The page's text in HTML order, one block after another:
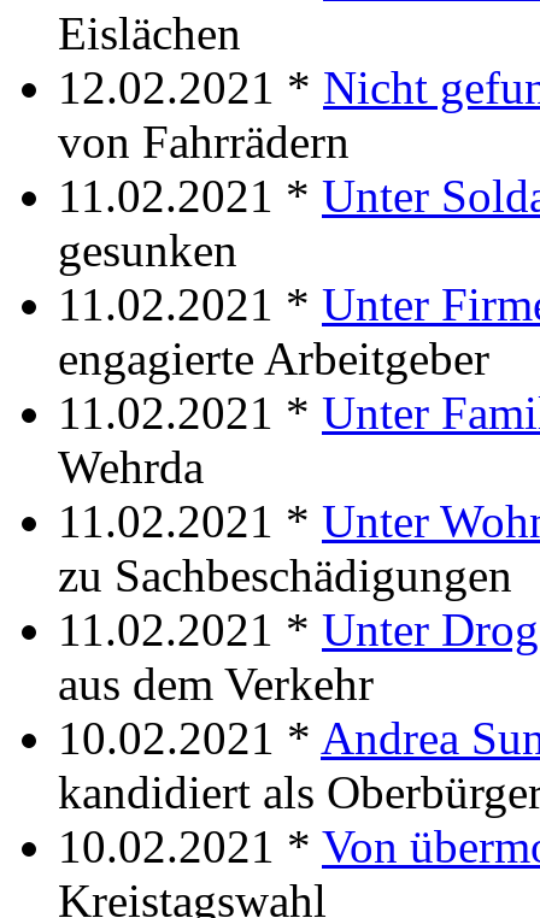
Eislächen
12.02.2021 * Nicht
von Fahrrädern
11.02.2021 * Unter
gesunken
11.02.2021 * Unter
engagierte Arbeitgeber
11.02.2021 * Unter
Wehrda
11.02.2021 * Unter
zu Sachbeschädigungen
11.02.2021 * Unter
aus dem Verkehr
10.02.2021 * Andrea
kandidiert als
10.02.2021 * Von
Kreistagswahl